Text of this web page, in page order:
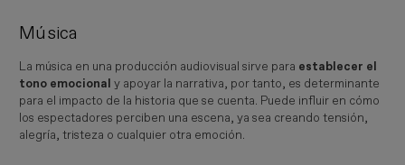
Música
La música en una producción audiovisual sirve para establecer el
tono emocionaly apoyar la narrativa, por tanto, es determinante
para el impacto de la historia que se cuenta. Puede influir en cómo
los espectadores perciben una escena, ya sea creando tensión,
alegría, tristeza o cualquier otra emoción.